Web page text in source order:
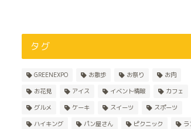
タグ
GREENEXPO お散歩 お祭り
お肉
お花見
アイス イベント情報
カフェ
グルメ
ケーキ スイーツ
スポーツ
ハイキング
パン屋さん ピクニック
ラ